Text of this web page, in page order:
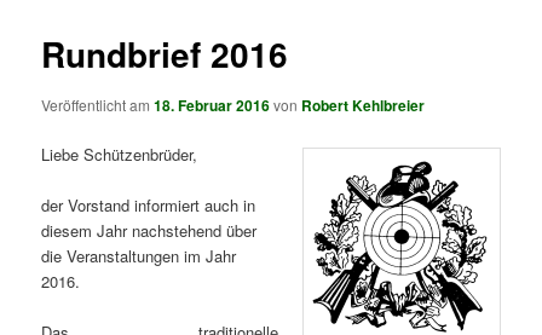
Rundbrief 2016
Veröffentlicht am18. Februar 2016von Robert Kehlbreier
Liebe Schützenbrüder,
der Vorstand informiert auch in
diesem Jahr nachstehend über
die Veranstaltungen im Jahr
2016.